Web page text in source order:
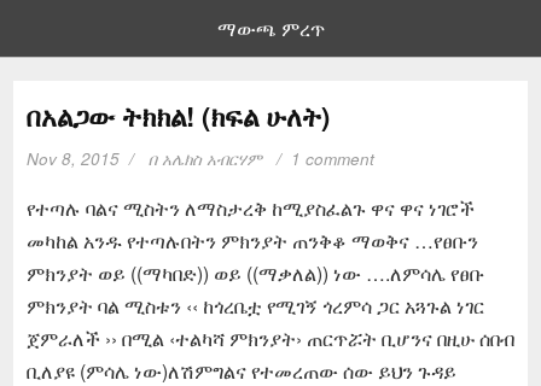
ማውጫ ምረጥ
በአልጋው ትክክል! (ክፍል ሁለት)
Nov 8, 2015 በ አሌክስ አብርሃም 1 comment
የተጣሉ ባልና ሚስትን ለማስታረቅ ከሚያስፈልጉ ዋና ዋና ነገሮች
መካከል አንዱ የተጣሉበትን ምክንያት ጠንቅቆ ማወቅና …የፀቡን
ምክንያት ወይ ((ማካበድ)) ወይ ((ማቃለል)) ነው ….ለምሳሌ የፀቡ
ምክንያት ባል ሚስቱን ‹‹ ከጎረቤቷ የሚገኝ ጎረምሳ ጋር አጓጉል ነገር
ጀምራለች ›› በሚል ‹ተልካሻ ምክንያት› ጠርጥሯት ቢሆንና በዚሁ ሰበብ
ቢለያዩ (ምሳሌ ነው)ለሽምግልና የተመረጠው ሰው ይህን ጉዳይ